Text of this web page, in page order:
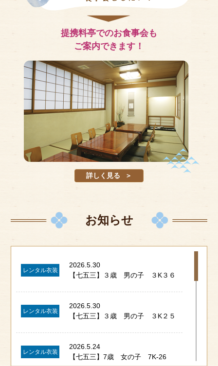
提携料亭でのお食事会も
ご案内できます！
詳しく見る
お知らせ
レンタル衣装
2026.5.30
【七五三】３歳 男の子 ３K３６
レンタル衣装
2026.5.30
【七五三】３歳 男の子 ３K２５
レンタル衣装
2026.5.24
【七五三】7歳 女の子 7K-26